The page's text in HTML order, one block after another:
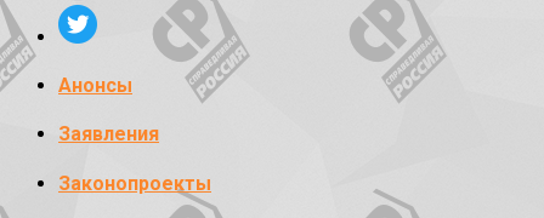
Анонсы
Заявления
Законопроекты